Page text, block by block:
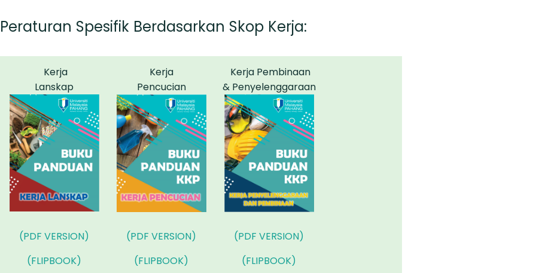
Peraturan Spesifik Berdasarkan Skop Kerja:
Kerja
Lanskap
Kerja
Pencucian
KerjaPembinaan
& Penyelenggaraan
(PDF VERSION)
(FLIPBOOK)
(PDF VERSION)
(FLIPBOOK)
(PDF VERSION)
(FLIPBOOK)